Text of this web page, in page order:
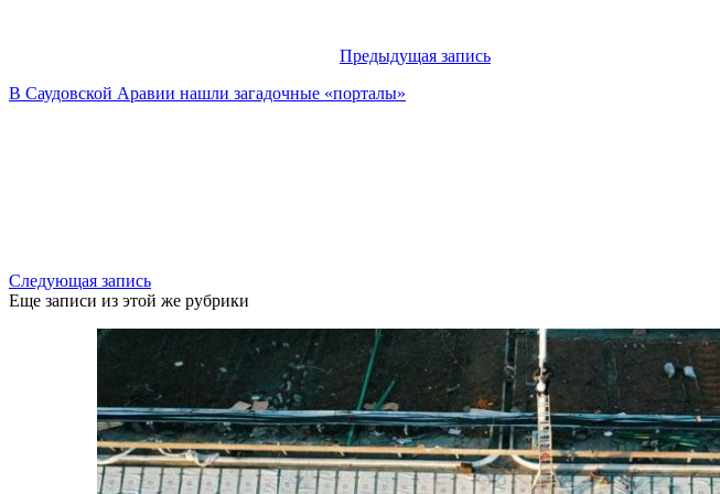
Предыдущая запись
В Саудовской Аравии нашли загадочные «порталы»
Следующая запись
Еще записи из этой же рубрики